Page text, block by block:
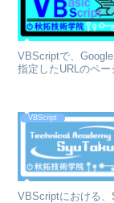
VBScriptで、
指定したURLのペー
VBScript
VBScriptにおける